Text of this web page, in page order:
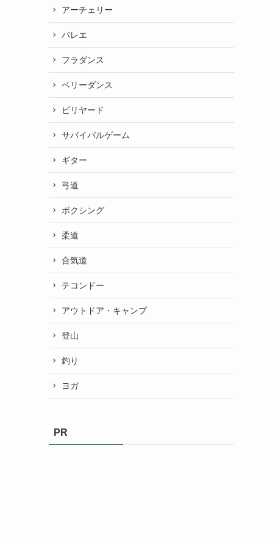
アーチェリー
バレエ
フラダンス
ベリーダンス
ビリヤード
サバイバルゲーム
ギター
弓道
ボクシング
柔道
合気道
テコンドー
アウトドア・キャンプ
登山
釣り
ヨガ
PR